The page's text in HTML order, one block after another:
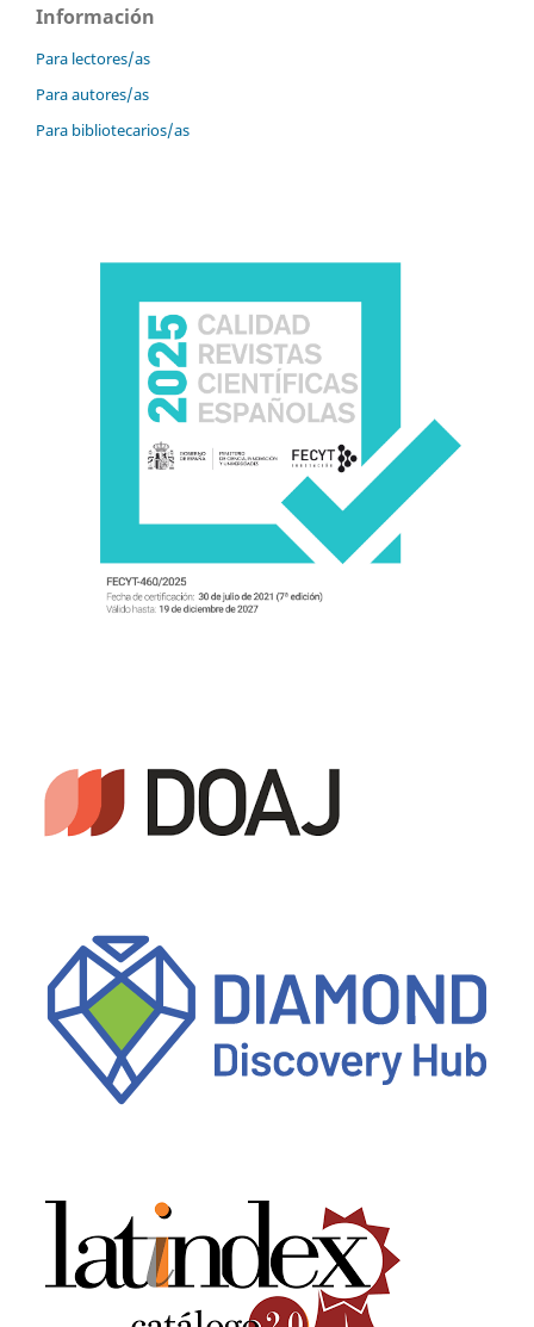
Información
Para lectores/as
Para autores/as
Para bibliotecarios/as